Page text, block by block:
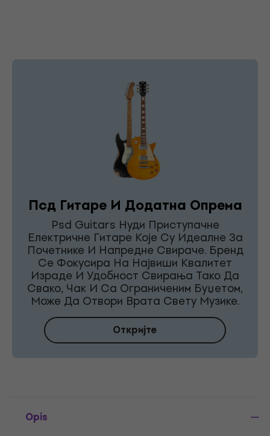
Псд Гитаре И Додатна Опрема
Psd Guitars Нуди Приступачне
Електричне Гитаре Које Су Идеалне За
Почетнике И Напредне Свираче. Бренд
Се Фокусира На Највиши Квалитет
Израде И Удобност Свирања Тако Да
Свако, Чак И Са Ограниченим Буџетом,
Може Да Отвори Врата Свету Музике.
Откријте
Opis